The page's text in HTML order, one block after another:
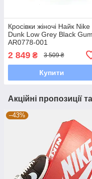
Кросівки жіночі Найк Nike
Dunk Low Grey Black Gum
AR0778-001
2 849 ₴ 3 509 ₴
Купити
Акційні пропозиції
–43%